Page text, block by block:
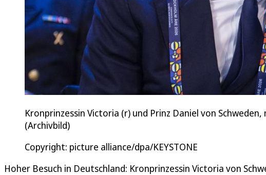
Kronprinzessin Victoria (r) und Prinz Daniel von
(Archivbild)
Copyright: picture alliance/dpa/KEYSTONE
Hoher Besuch in Deutschland: Kronprinzessin Victoria von